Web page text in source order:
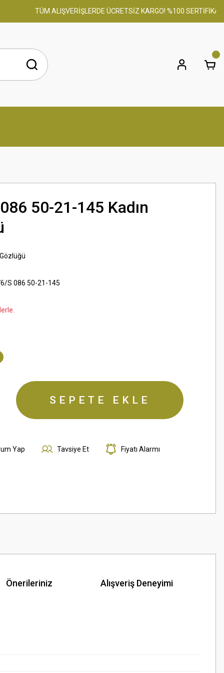
TÜM ALIŞVERİŞLERDE ÜCRETSİZ KARGO! %100 SERTİFİKALI
50-21-145 Kadın
S 086 50-21-145
SEPETE EKLE
Yap Tavsiye Et Fiyatı Alarmı
Önerileriniz Alışveriş Deneyimi